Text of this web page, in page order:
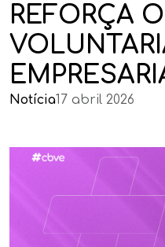
REFORÇA
Notícia17 abril 2026